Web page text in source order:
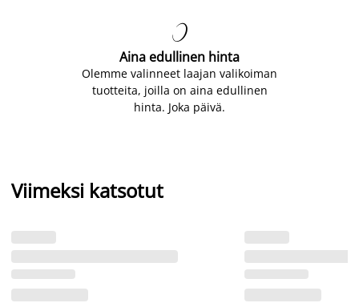

Aina edullinen hinta
Olemme valinneet laajan valikoiman
tuotteita, joilla on aina edullinen
hinta. Joka päivä.
Viimeksi katsotut